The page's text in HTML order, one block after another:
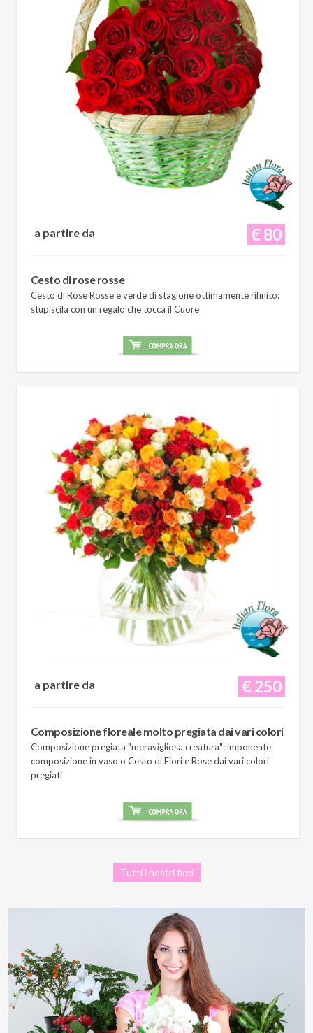
€ 80
a partire da
Cesto di rose rosse
Cesto di Rose Rosse e verde di stagione ottimamente rifinito:
stupiscila con un regalo che tocca il Cuore
€ 250
a partire da
Composizione floreale molto pregiata dai vari colori
Composizione pregiata "meravigliosa creatura": imponente
composizione in vaso o Cesto di Fiori e Rose dai vari colori
pregiati
Tutti i nostri fiori